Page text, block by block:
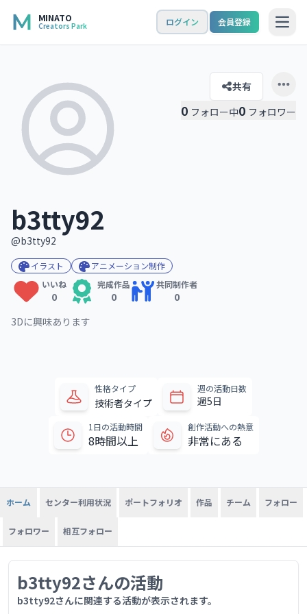
MINATO
Creators Park ログイン 会員登録
b3tty92
@b3tty92
イラスト
アニメーション制作
いいね
0
完成作品
0
共同制作者
0
共有
0 フォロー中0 フォロワー
3Dに興味あります
性格タイプ
技術者タイプ
週の活動日数
週5日
1日の活動時間
8時間以上
創作活動への熱意
非常にある
ホーム センター利用状況 ポートフォリオ 作品 チーム フォロー
フォロワー 相互フォロー
b3tty92さんの活動
b3tty92さんに関連する活動が表示されます。